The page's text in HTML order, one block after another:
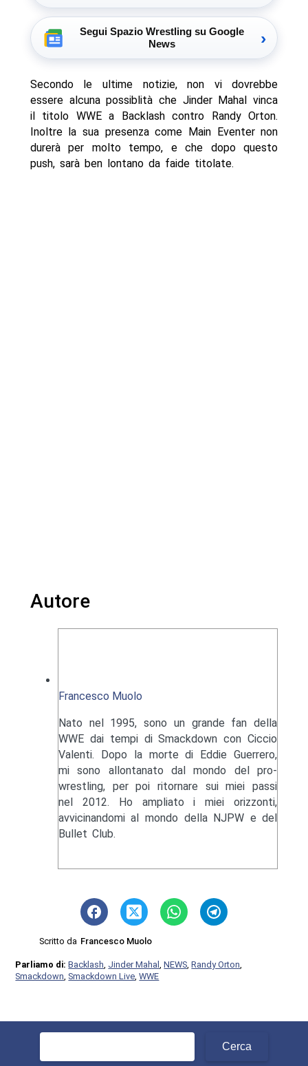
Segui Spazio Wrestling su Google
News
›
Secondo le ultime notizie, non vi dovrebbe
essere alcuna possiblità che Jinder Mahal vinca
il titolo WWE a Backlash contro Randy Orton.
Inoltre la sua presenza come Main Eventer non
durerà per molto tempo, e che dopo questo
push, sarà ben lontano da faide titolate.
Autore
Francesco Muolo
Nato nel 1995, sono un grande fan della
WWE dai tempi di Smackdown con Ciccio
Valenti. Dopo la morte di Eddie Guerrero,
mi sono allontanato dal mondo del pro-
wrestling, per poi ritornare sui miei passi
nel 2012. Ho ampliato i miei orizzonti,
avvicinandomi al mondo della NJPW e del
Bullet Club.
Scritto da Francesco Muolo
Parliamo di:Backlash Jinder Mahal ,NEWS ,Randy Orton
Smackdown ,Smackdown Live ,WWE